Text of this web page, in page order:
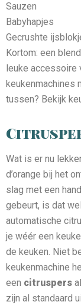
Sauzen
Babyhapjes
Gecrushte
Kortom: een
leuke accessoire
keukenmachines
tussen? Bekijk
Wat is er nu
d’orange bij het
slag met een
gebeurt, is dat
automatische
je wéér een
de keuken. Niet
keukenmachine
een citruspers
zijn al standaard